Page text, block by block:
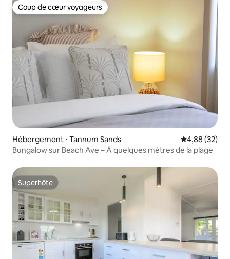
Coup de cœur voyageurs
Coup de cœur voyageurs
Hébergement ⋅ Tannum Sands Évaluation
4,88 (32)
Bungalow sur Beach Ave – À quelques mètres de la plage
Superhôte
Superhôte